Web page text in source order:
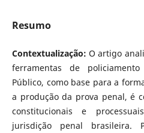
Resumo
Contextualização: O artigo
ferramentas de
Público, como base para a
a produção da prova penal, é
constitucionais e
jurisdição penal brasileira.